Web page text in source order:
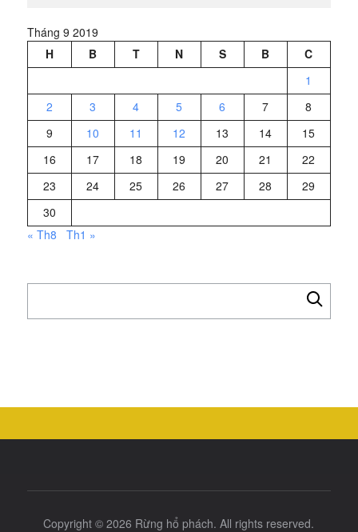
Tháng 9 2019
H
B T N S B
C
1
2
3 4 5 6 7
8
9
10 11 12 13 14
15
16
17 18 19 20 21
22
23
24 25 26 27 28
29
30
« Th8
Th1 »
cho:
Copyright © 2026 Rừng hổ phách. All rights reserved.